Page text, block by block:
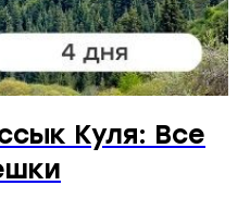
Куля: Все